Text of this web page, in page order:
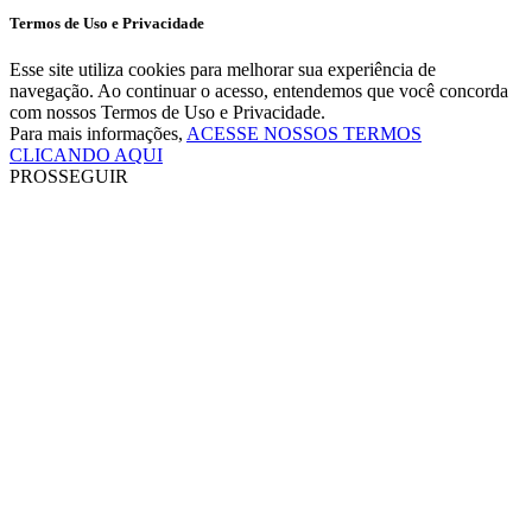
Termos de Uso e Privacidade
Esse site utiliza cookies para melhorar sua experiência de
navegação. Ao continuar o acesso, entendemos que você concorda
com nossos Termos de Uso e Privacidade.
Para mais informações, ACESSE NOSSOS TERMOS
CLICANDO AQUI
PROSSEGUIR